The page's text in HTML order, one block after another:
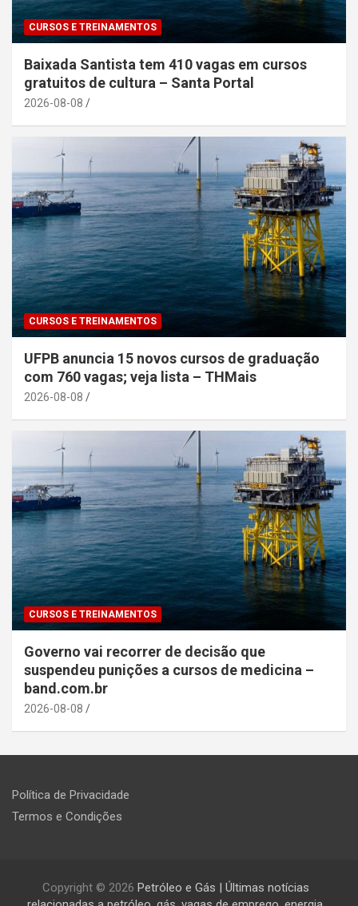
CURSOS E TREINAMENTOS
Baixada Santista tem 410 vagas em cursos
gratuitos de cultura – Santa Portal
2026-08-08
CURSOS E TREINAMENTOS
UFPB anuncia 15 novos cursos de graduação
com 760 vagas; veja lista – THMais
2026-08-08
CURSOS E TREINAMENTOS
Governo vai recorrer de decisão que
suspendeu punições a cursos de medicina –
band.com.br
2026-08-08
Política de Privacidade
Termos e Condições
Copyright © 2026 Petróleo e Gás | Últimas notícias